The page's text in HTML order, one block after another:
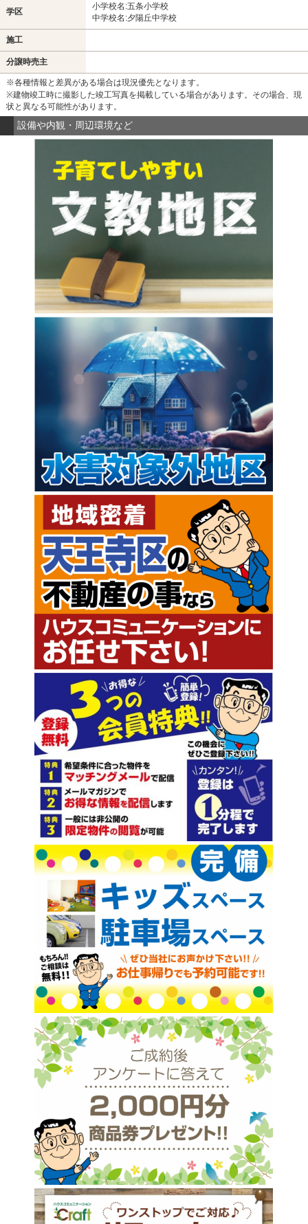
学区
小学校名:五条小学校
中学校名:夕陽丘中学校
施工
分譲時売主
※各種情報と差異がある場合は現況優先となります。
※建物竣工時に撮影した竣工写真を掲載している場合があります。その場合、現
状と異なる可能性があります。
設備や内観・周辺環境など